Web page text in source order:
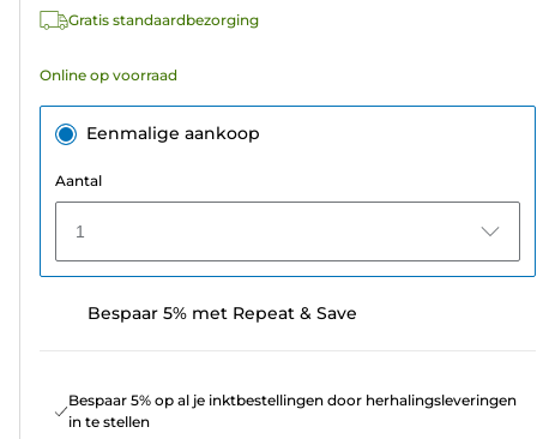
beoordelingen
Gratis standaardbezorging
Online op voorraad
Eenmalige aankoop
Aantal
1
Bespaar 5% met Repeat & Save
Bespaar 5% op al je inktbestellingen door herhalingsleveringen
in te stellen